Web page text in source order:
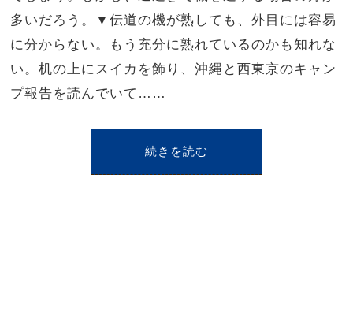
多いだろう。▼伝道の機が熟しても、外目には容易
に分からない。もう充分に熟れているのかも知れな
い。机の上にスイカを飾り、沖縄と西東京のキャン
プ報告を読んでいて……
続きを読む